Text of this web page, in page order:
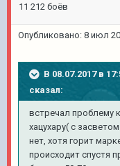
11 212 боёв
Опубликовано: 8 июл
В 08.07.2017 в
сказал:
встречал проблему
хацухару( с
нет, хотя горит
происходит спустя